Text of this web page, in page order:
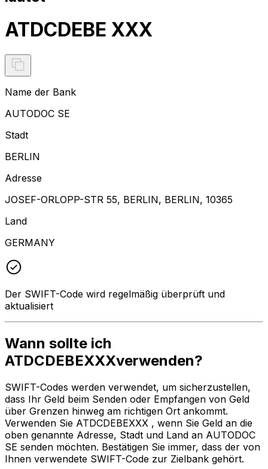
ATDCDEBE XXX
Name der Bank
AUTODOC SE
Stadt
BERLIN
Adresse
JOSEF-ORLOPP-STR 55, BERLIN, BERLIN, 10365
Land
GERMANY
Der SWIFT-Code wird regelmäßig überprüft und
aktualisiert
Wann sollte ich
ATDCDEBEXXXverwenden?
SWIFT-Codes werden verwendet, um sicherzustellen,
dass Ihr Geld beim Senden oder Empfangen von Geld
über Grenzen hinweg am richtigen Ort ankommt.
Verwenden Sie ATDCDEBEXXX , wenn Sie Geld an die
oben genannte Adresse, Stadt und Land an AUTODOC
SE senden möchten. Bestätigen Sie immer, dass der von
Ihnen verwendete SWIFT-Code zur Zielbank gehört.